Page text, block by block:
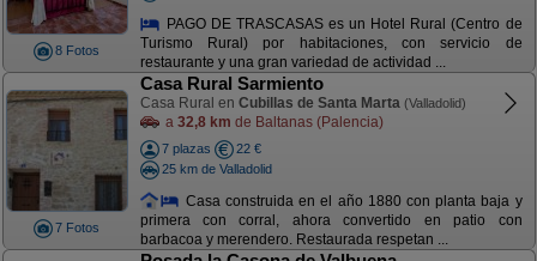
8 Fotos
PAGO DE TRASCASAS es un Hotel Rural (Centro de
Turismo Rural) por habitaciones, con servicio de
restaurante y una gran variedad de actividad ...
7 Fotos
Casa Rural Sarmiento
Casa Rural en Cubillas de Santa Marta (Valladolid)
a 32,8 km de Baltanas (Palencia)
7 plazas
22 €
25 km de Valladolid
Casa construida en el año 1880 con planta baja y
primera con corral, ahora convertido en patio con
barbacoa y merendero. Restaurada respetan ...